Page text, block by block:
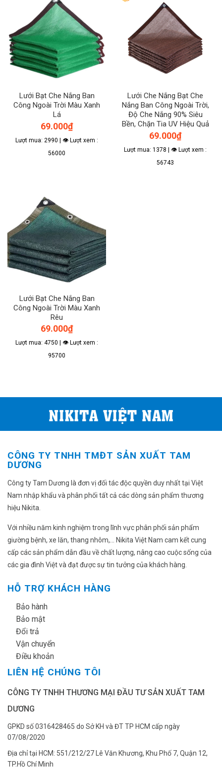
Lưới Bạt Che Nắng Ban
Công Ngoài Trời Màu Xanh
Lá
69.000₫
Lượt mua: 2990 | 👁 Lượt xem :
56000
Lưới Che Nắng Bạt Che
Nắng Ban Công Ngoài Trời,
Độ Che Nắng 90% Siêu
Bền, Chặn Tia UV Hiệu Quả
69.000₫
Lượt mua: 1378 | 👁 Lượt xem :
56743
Lưới Bạt Che Nắng Ban
Công Ngoài Trời Màu Xanh
Rêu
69.000₫
Lượt mua: 4750 | 👁 Lượt xem :
95700
CÔNG TY TNHH TMĐT SẢN XUẤT TAM
DƯƠNG
Công ty Tam Dương là đơn vị đối tác độc quyền duy nhất tại Việt
Nam nhập khẩu và phân phối tất cả các dòng sản phẩm thương
hiệu Nikita.
Với nhiều năm kinh nghiệm trong lĩnh vực phân phối sản phẩm
giường bệnh, xe lăn, thang nhôm,... Nikita Việt Nam cam kết cung
cấp các sản phẩm dẫn đầu về chất lượng, nâng cao cuộc sống của
các gia đình Việt và đạt được sự tin tưởng của khách hàng.
HỖ TRỢ KHÁCH HÀNG
Bảo hành
Bảo mật
Đổi trả
Vận chuyển
Điều khoản
LIÊN HỆ CHÚNG TÔI
CÔNG TY TNHH THƯƠNG MẠI ĐẦU TƯ SẢN XUẤT TAM
DƯƠNG
GPKD số 0316428465 do Sở KH và ĐT TP HCM cấp ngày
07/08/2020
Địa chỉ tại HCM: 551/212/27 Lê Văn Khương, Khu Phố 7, Quận 12,
TP.Hồ Chí Minh